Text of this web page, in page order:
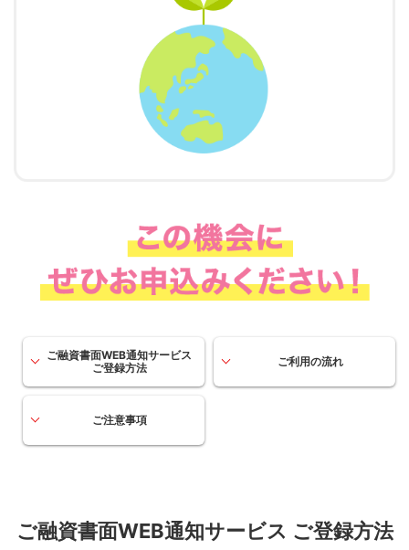
ご融資書面WEB通知サービス
ご登録方法
ご利用の流れ
ご注意事項
ご融資書面WEB通知サービス ご登録方法